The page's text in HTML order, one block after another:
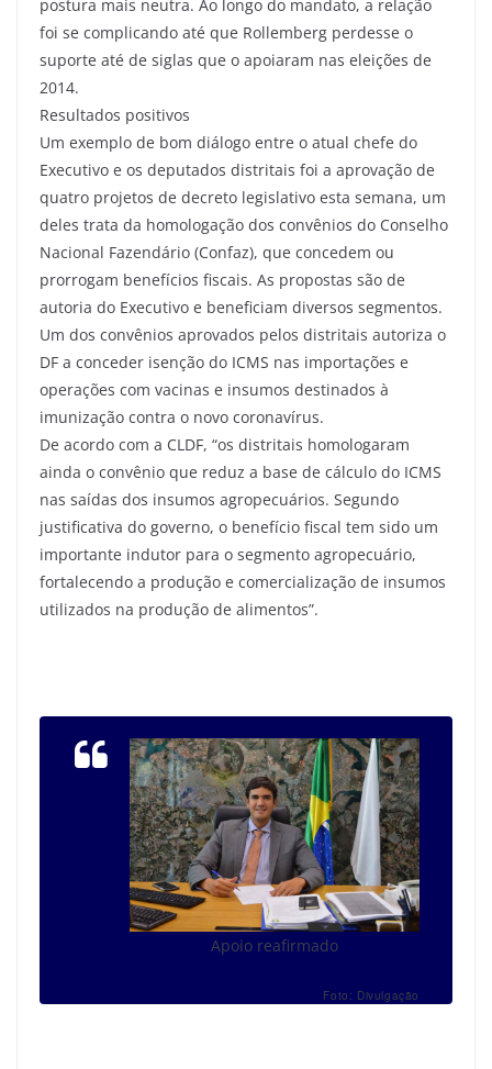
postura mais neutra. Ao longo do mandato, a relação
foi se complicando até que Rollemberg perdesse o
suporte até de siglas que o apoiaram nas eleições de
2014.
Resultados positivos
Um exemplo de bom diálogo entre o atual chefe do
Executivo e os deputados distritais foi a aprovação de
quatro projetos de decreto legislativo esta semana, um
deles trata da homologação dos convênios do Conselho
Nacional Fazendário (Confaz), que concedem ou
prorrogam benefícios fiscais. As propostas são de
autoria do Executivo e beneficiam diversos segmentos.
Um dos convênios aprovados pelos distritais autoriza o
DF a conceder isenção do ICMS nas importações e
operações com vacinas e insumos destinados à
imunização contra o novo coronavírus.
De acordo com a CLDF, “os distritais homologaram
ainda o convênio que reduz a base de cálculo do ICMS
nas saídas dos insumos agropecuários. Segundo
justificativa do governo, o benefício fiscal tem sido um
importante indutor para o segmento agropecuário,
fortalecendo a produção e comercialização de insumos
utilizados na produção de alimentos”.
Apoio reafirmado
Foto: Divulgação